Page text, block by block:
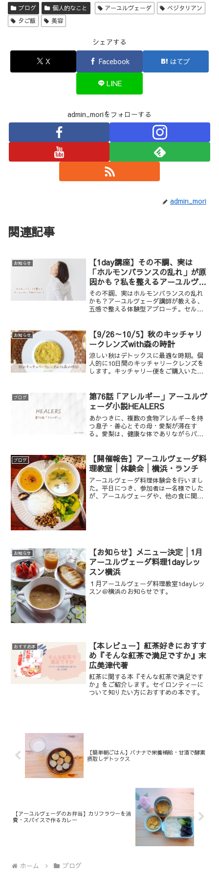
ブログ 個人的なこと アーユルヴェーダ
ベジタリアン
夕ご飯
美容
シェアする
X
Facebook はてブ
LINE
admin_moriをフォローする
admin_mori
関連記事
お知らせ
【1day講座】その不調、実は
「ホルモンバランスの乱れ」が原
因かも？私を整えるアーユルヴェ
ーダ的アプローチ
その不調、実はホルモンバランスの乱れ
かも？アーユルヴェーダ講師が教える、
五感で整える体験型アプローチ。セルフ
で。頑張りすぎてしまう女性の心と体を
優しくお伝えします。
お知らせ
【9/26～10/5】秋のキッチャリ
ークレンズwith森の時計
涼しい秋はデトックスに最適な時期。個
人的に10日間のキッチャリークレンズを
します。キッチャリー便をご購入いただ
ブログ
第76話「アレルギー」アーユルヴ
ェーダ小説HEALERS
あかつきに、複数の食物アレルギーを持
つ息子・善心とその母・愛梨が滞在す
る。愛梨は、健康な体でありながらパン
在はプロ意識から厳しく食事を管理して
いたのだった。杏奈はアレルギー対応の
お菓子作りを通して、沙羅はトリートメ
ントや親子のスキンシップを通して、親
子の心のケアをしようと励む。アレルギ
ーの事例を通じ、杏奈は「健やかな命を
ブログ
【開催報告】アーユルヴェーダ料
理教室│体験会│横浜・ランチ
アーユルヴェーダ料理体験会を行いまし
た。平日につき、参加者は一名様でした
が、アーユルヴェーダや、他の食に関す
お知らせ
【お知らせ】メニュー決定│1月
アーユルヴェーダ料理1dayレッ
スン横浜
１月アーユルヴェーダ料理教室1dayレッ
スン＠横浜のお知らせです。
おすすめ本
【本レビュー】紅茶好きにおすす
め『そんな紅茶で満足ですか』末
広美津代著
紅茶に関する本『そんな紅茶で満足です
か』をご紹介します。セイロンティーに
ついて知りたい方におすすめの本です。
【簡単朝ごはん】バナナで栄養補給・甘酒で酵素
摂取しデトックス
【アーユルヴェーダのお弁当】カリフラワーを消
費・スパイスで作るカレー
ホーム ブログ